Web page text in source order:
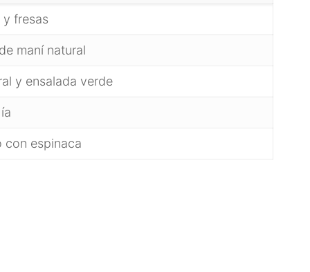
y fresas
maní natural
y ensalada verde
con espinaca